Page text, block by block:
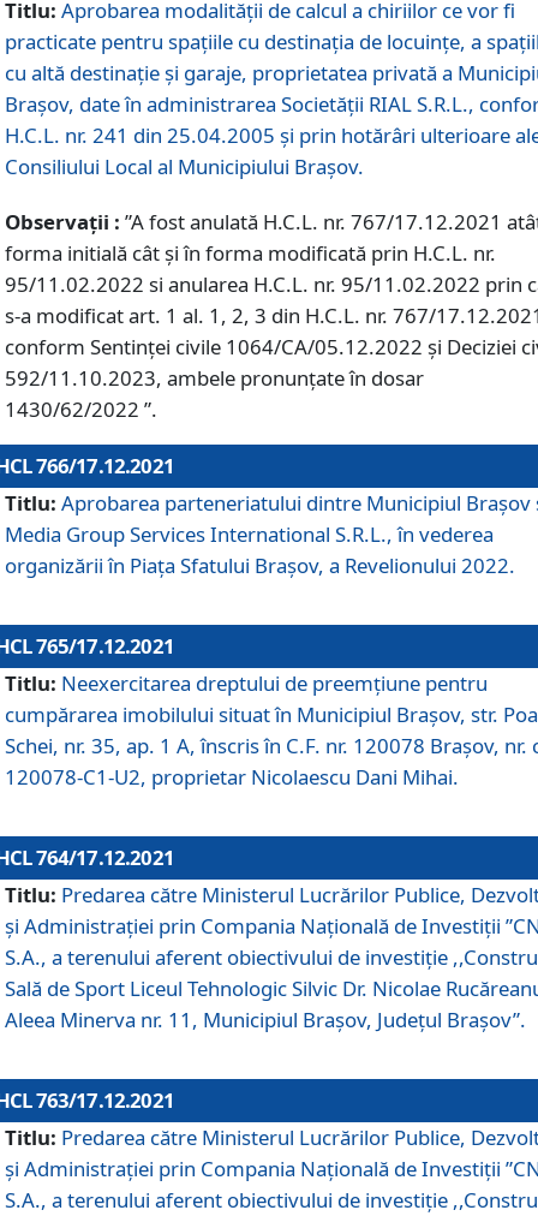
Titlu: Aprobarea modalității de calcul a chiriilor ce vor fi
practicate pentru spaţiile cu destinaţia de locuinţe, a
cu altă destinaţie şi garaje, proprietatea privată a
Braşov, date în administrarea Societăţii RIAL S.R.L.,
H.C.L. nr. 241 din 25.04.2005 și prin hotărâri ulterioare
Consiliului Local al Municipiului Braşov.
Observații : ”A fost anulată H.C.L. nr. 767/17.12.2021
forma initială cât și în forma modificată prin H.C.L. nr.
95/11.02.2022 si anularea H.C.L. nr. 95/11.02.2022 prin
s-a modificat art. 1 al. 1, 2, 3 din H.C.L. nr. 767/
conform Sentinței civile 1064/CA/05.12.2022 și Deciziei
592/11.10.2023, ambele pronunțate în dosar
1430/62/2022 ”.
766/17.12.2021
Titlu: Aprobarea parteneriatului dintre Municipiul Brașov
Media Group Services International S.R.L., în vederea
organizării în Piața Sfatului Brașov, a Revelionului 2022.
765/17.12.2021
Titlu: Neexercitarea dreptului de preemţiune pentru
cumpărarea imobilului situat în Municipiul Braşov, str.
Schei, nr. 35, ap. 1 A, înscris în C.F. nr. 120078 Brașov, nr.
120078-C1-U2, proprietar Nicolaescu Dani Mihai.
764/17.12.2021
Titlu: Predarea către Ministerul Lucrărilor Publice,
și Administrației prin Compania Naţională de Investiţii
S.A., a terenului aferent obiectivului de investiţie
Sală de Sport Liceul Tehnologic Silvic Dr. Nicolae
Aleea Minerva nr. 11, Municipiul Brașov, Județul Brașov”.
763/17.12.2021
Titlu: Predarea către Ministerul Lucrărilor Publice,
și Administrației prin Compania Naţională de Investiţii
S.A., a terenului aferent obiectivului de investiție